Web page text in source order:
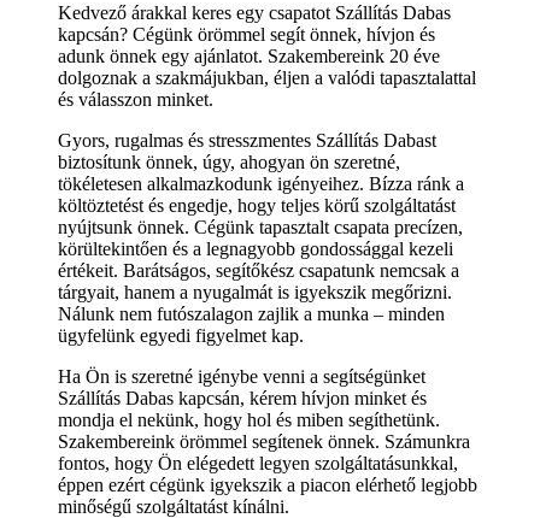
Kedvező árakkal keres egy csapatot Szállítás Dabas
kapcsán? Cégünk örömmel segít önnek, hívjon és
adunk önnek egy ajánlatot. Szakembereink 20 éve
dolgoznak a szakmájukban, éljen a valódi tapasztalattal
és válasszon minket.
Gyors, rugalmas és stresszmentes Szállítás Dabast
biztosítunk önnek, úgy, ahogyan ön szeretné,
tökéletesen alkalmazkodunk igényeihez. Bízza ránk a
költöztetést és engedje, hogy teljes körű szolgáltatást
nyújtsunk önnek. Cégünk tapasztalt csapata precízen,
körültekintően és a legnagyobb gondossággal kezeli
értékeit. Barátságos, segítőkész csapatunk nemcsak a
tárgyait, hanem a nyugalmát is igyekszik megőrizni.
Nálunk nem futószalagon zajlik a munka – minden
ügyfelünk egyedi figyelmet kap.
Ha Ön is szeretné igénybe venni a segítségünket
Szállítás Dabas kapcsán, kérem hívjon minket és
mondja el nekünk, hogy hol és miben segíthetünk.
Szakembereink örömmel segítenek önnek. Számunkra
fontos, hogy Ön elégedett legyen szolgáltatásunkkal,
éppen ezért cégünk igyekszik a piacon elérhető legjobb
minőségű szolgáltatást kínálni.